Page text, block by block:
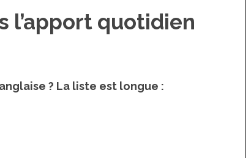
l’apport quotidien
? La liste est longue :